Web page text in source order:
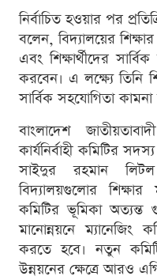
নির্বাচিত হওয়ার পর
বলেন, বিদ্যালয়ের
এবং শিক্ষার্থীদের
করবেন। এ লক্ষ্যে তিনি
সার্বিক সহযোগিতা
বাংলাদেশ
কার্যনির্বাহী কমিটির
সাইদুর রহমান
বিদ্যালয়গুলোর শিক্ষার
কমিটির ভূমিকা অত্যন্ত
মানোন্নয়নে
করতে হবে। নতুন
উন্নয়নের ক্ষেত্রে আরও